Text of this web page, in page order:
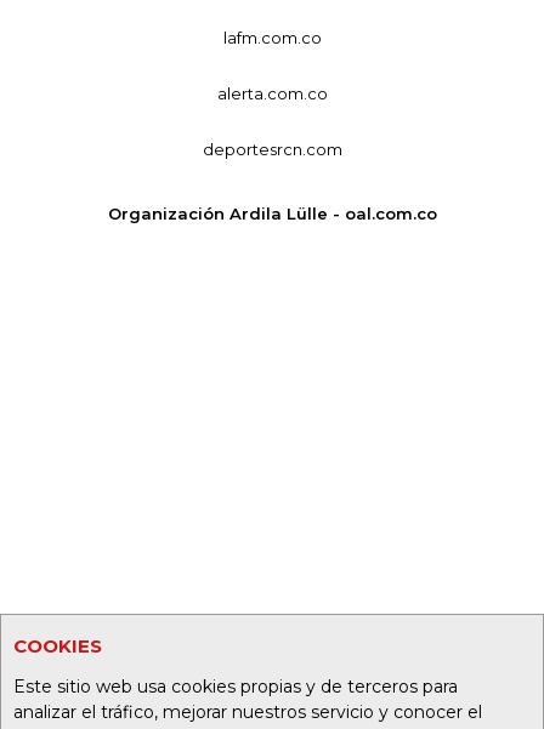
COOKIES
Este sitio web usa cookies propias y de terceros para
analizar el tráfico, mejorar nuestros servicio y conocer el
lafm.com.co
alerta.com.co
deportesrcn.com
Organización Ardila Lülle - oal.com.co